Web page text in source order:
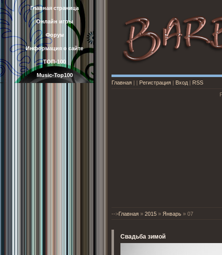
Главная страница
Онлайн игры
Форум
Информация о сайте
ТОП-100
Music-Top100
Главная
Регистрация Вход
RSS
-->Главная » 2015 » Январь » 07
Свадьба зимой